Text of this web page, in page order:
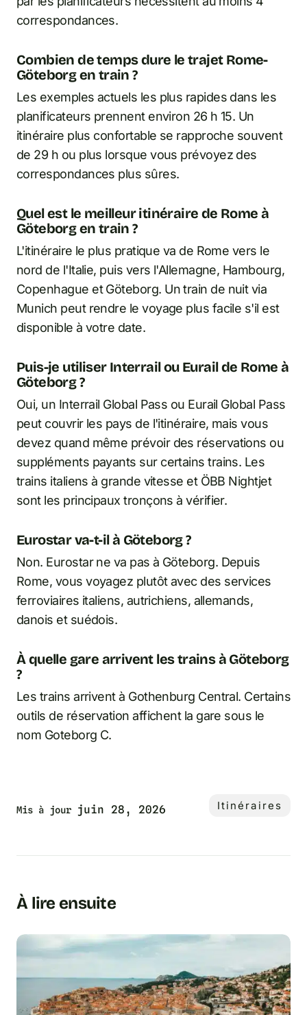
correspondances.
Combien de temps dure le trajet Rome-
Göteborg en train ?
Les exemples actuels les plus rapides dans les
planificateurs prennent environ 26 h 15. Un
itinéraire plus confortable se rapproche souvent
de 29 h ou plus lorsque vous prévoyez des
correspondances plus sûres.
Quel est le meilleur itinéraire de Rome à
Göteborg en train ?
L'itinéraire le plus pratique va de Rome vers le
nord de l'Italie, puis vers l'Allemagne, Hambourg,
Copenhague et Göteborg. Un train de nuit via
Munich peut rendre le voyage plus facile s'il est
disponible à votre date.
Puis-je utiliser Interrail ou Eurail de Rome à
Göteborg ?
Oui, un Interrail Global Pass ou Eurail Global Pass
peut couvrir les pays de l'itinéraire, mais vous
devez quand même prévoir des réservations ou
suppléments payants sur certains trains. Les
trains italiens à grande vitesse et ÖBB Nightjet
sont les principaux tronçons à vérifier.
Eurostar va-t-il à Göteborg ?
Non. Eurostar ne va pas à Göteborg. Depuis
Rome, vous voyagez plutôt avec des services
ferroviaires italiens, autrichiens, allemands,
danois et suédois.
À quelle gare arrivent les trains à Göteborg
?
Les trains arrivent à Gothenburg Central. Certains
outils de réservation affichent la gare sous le
nom Goteborg C.
Mis à jour juin 28, 2026 Itinéraires
À lire ensuite